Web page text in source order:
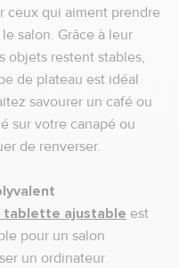
ceux qui aiment prendre
salon. Grâce à leur
objets restent stables,
de plateau est idéal
savourer un café ou
sur votre canapé ou
de renverser.
tablette ajustable est
pour un salon
un ordinateur